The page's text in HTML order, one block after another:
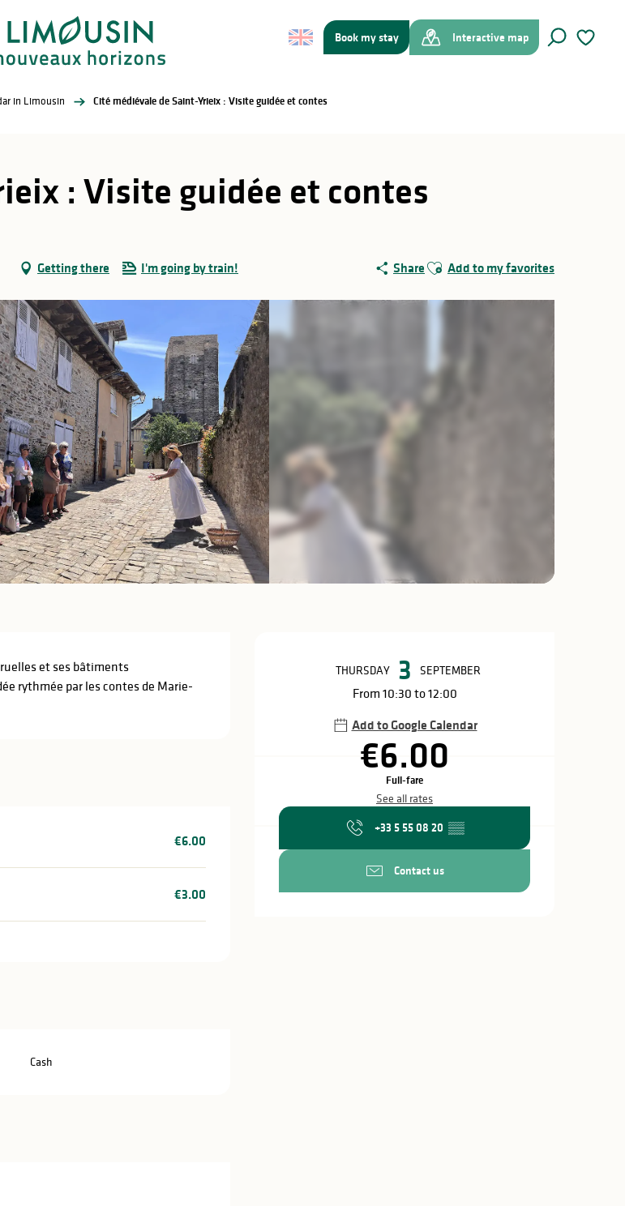
Book my stay
Interactive map
in Limousin Cité médiévale de Saint-Yrieix : Visite guidée et contes
: Visite guidée et contes
Getting there I'm going by train! Share Ajouter aux favoris
Add to my favorites
Opening hours
THURSDAY 3 SEPTEMBER
From 10:30 to 12:00
Add to Google Calendar
€6.00
Full-fare
See all rates
+33 5 55 08 20 ▒▒
Contact us
et ses bâtiments
rythmée par les contes de Marie-
€6.00
€3.00
Cash